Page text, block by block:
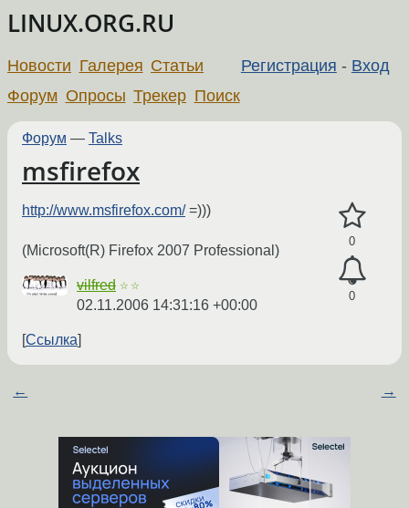
LINUX.ORG.RU
Регистрация - Вход
Новости Галерея Статьи
Форум Опросы Трекер Поиск
Форум — Talks
msfirefox
0
0
http://www.msfirefox.com/=)))
(Microsoft(R) Firefox 2007 Professional)
vilfred ☆☆
02.11.2006 14:31:16 +00:00
Ссылка
← →